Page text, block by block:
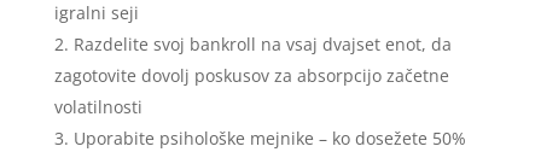
igralni seji
Razdelite svoj bankroll na vsaj dvajset enot, da
zagotovite dovolj poskusov za absorpcijo začetne
volatilnosti
Uporabite psihološke mejnike – ko dosežete 50%